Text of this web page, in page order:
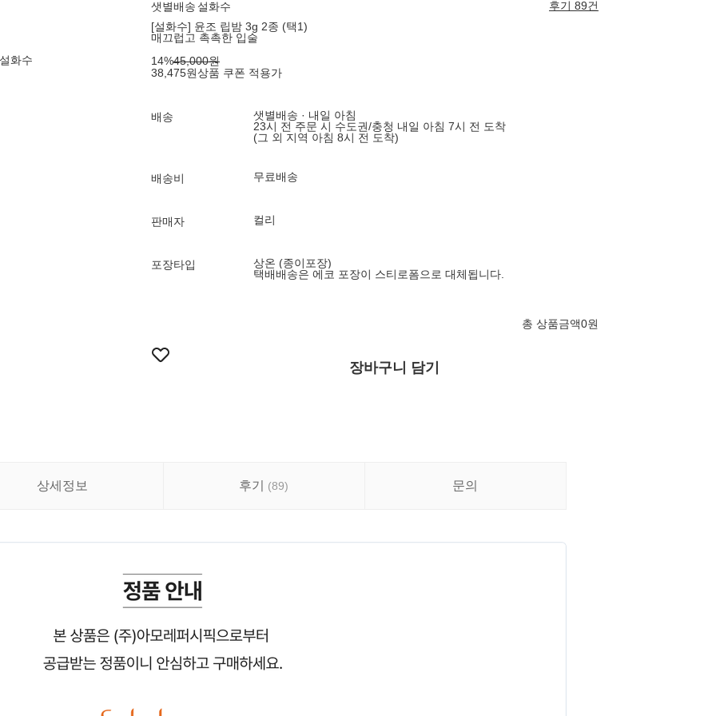
화수
샛별배송 설화수
후기 89건
[설화수] 윤조 립밤 3g 2종 (택1)
매끄럽고 촉촉한 입술
14%45,000원
38,475원상품 쿠폰 적용가
배송
샛별배송 · 내일 아침
23시 전 주문 시 수도권/충청 내일 아침 7시 전 도착
(그 외 지역 아침 8시 전 도착)
배송비 무료배송
판매자 컬리
포장타입
상온 (종이포장)
택배배송은 에코 포장이 스티로폼으로 대체됩니다.
총 상품금액0원
장바구니 담기
상세정보 후기 (89) 문의